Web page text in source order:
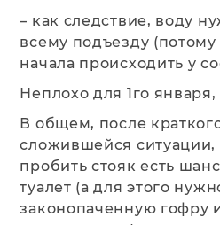
– как следствие, воду
всему подъезду
начала происходить у
Неплохо для 1го января,
В общем, после
сложившейся
пробить стояк есть
туалет (а для этого
законопаченную гофру